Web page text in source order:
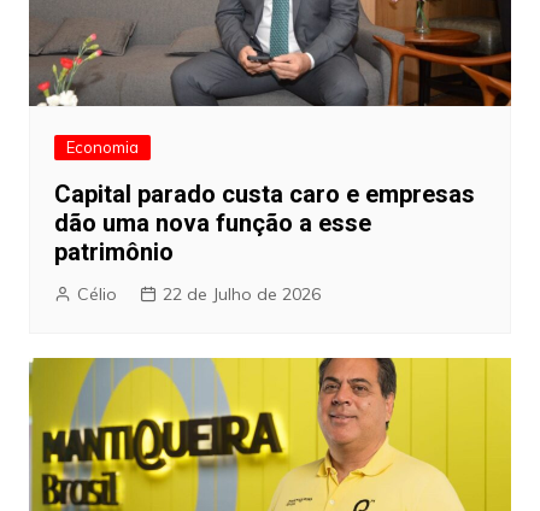
Economia
Capital parado custa caro e empresas
dão uma nova função a esse
patrimônio
Célio 22 de Julho de 2026